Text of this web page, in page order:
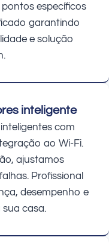
específicos
garantindo
e solução
inteligente
com
ao Wi-Fi.
ajustamos
Profissional
desempenho e
casa.